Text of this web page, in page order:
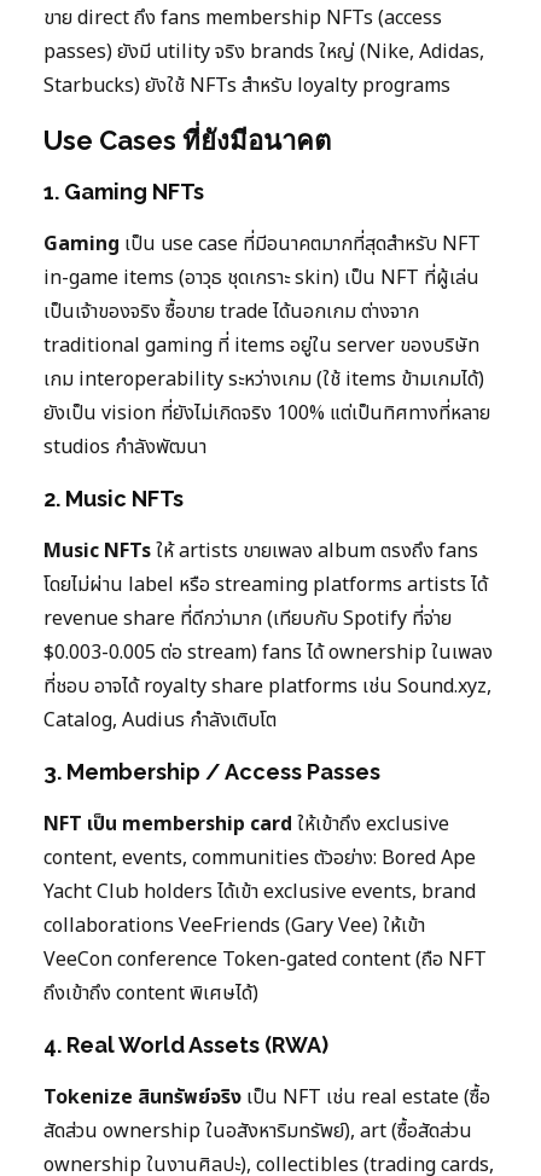
ขาย direct ถึง fans membership NFTs (access
passes) ยังมี utility จริง brands ใหญ่ (Nike, Adidas,
Starbucks) ยังใช้ NFTs สำหรับ loyalty programs
Use Cases ที่ยังมีอนาคต
1. Gaming NFTs
Gaming เป็น use case ที่มีอนาคตมากที่สุดสำหรับ NFT
in-game items (อาวุธ ชุดเกราะ skin) เป็น NFT ที่ผู้เล่น
เป็นเจ้าของจริง ซื้อขาย trade ได้นอกเกม ต่างจาก
traditional gaming ที่ items อยู่ใน server ของบริษัท
เกม interoperability ระหว่างเกม (ใช้ items ข้ามเกมได้)
ยังเป็น vision ที่ยังไม่เกิดจริง 100% แต่เป็นทิศทางที่หลาย
studios กำลังพัฒนา
2. Music NFTs
Music NFTsให้ artists ขายเพลง album ตรงถึง fans
โดยไม่ผ่าน label หรือ streaming platforms artists ได้
revenue share ที่ดีกว่ามาก (เทียบกับ Spotify ที่จ่าย
$0.003-0.005 ต่อ stream) fans ได้ ownership ในเพลง
ที่ชอบ อาจได้ royalty share platforms เช่น Sound.xyz,
Catalog, Audius กำลังเติบโต
3. Membership / Access Passes
NFT เป็น membership card ให้เข้าถึง exclusive
content, events, communities ตัวอย่าง: Bored Ape
Yacht Club holders ได้เข้า exclusive events, brand
collaborations VeeFriends (Gary Vee) ให้เข้า
VeeCon conference Token-gated content (ถือ NFT
ถึงเข้าถึง content พิเศษได้)
4. Real World Assets (RWA)
Tokenize สินทรัพย์จริง เป็น NFT เช่น real estate (ซื้อ
สัดส่วน ownership ในอสังหาริมทรัพย์), art (ซื้อสัดส่วน
ownership ในงานศิลปะ), collectibles (trading cards,